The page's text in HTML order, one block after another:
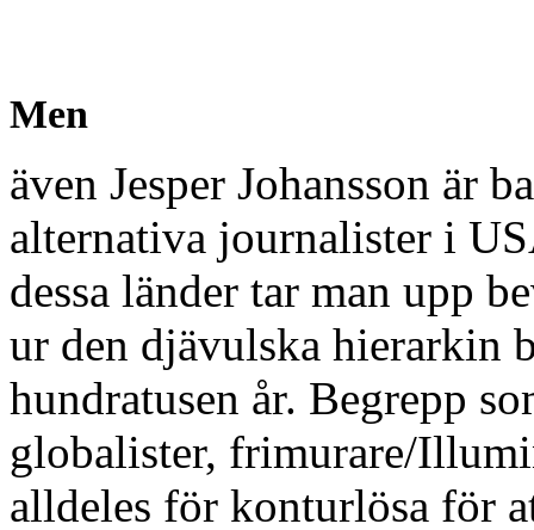
Men
även Jesper Johansson är
alternativa journalister i
dessa länder tar man upp
ur den djävulska hierarkin
hundratusen år. Begrepp
globalister, frimurare/
alldeles för konturlösa för